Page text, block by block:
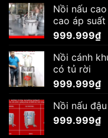
Nồi nấu
cao áp suất
999.999₫
Nồi cánh
có tủ rời
999.999₫
Nồi nấu
999.999₫